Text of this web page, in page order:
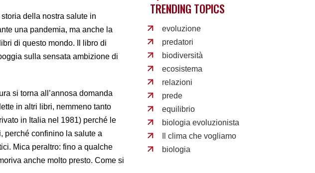
della nostra salute in
una pandemia, ma anche la
di questo mondo. Il libro di
sulla sensata ambizione di
si torna all’annosa domanda
in altri libri, nemmeno tanto
in Italia nel 1981) perché le
perché confinino la salute a
Mica peraltro: fino a qualche
anche molto presto. Come si
TRENDING TOPICS
evoluzione
predatori
biodiversità
ecosistema
relazioni
prede
equilibrio
biologia evoluzionista
Il clima che vogliamo
biologia